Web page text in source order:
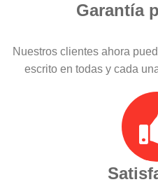
Garantía
Nuestros clientes ahora
escrito en todas y cada